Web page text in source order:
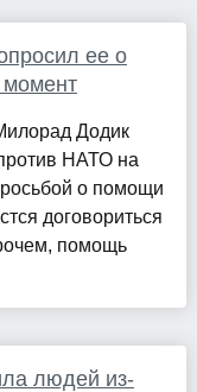
ее о
момент
Додик
НАТО на
о помощи
договориться
помощь
людей из-